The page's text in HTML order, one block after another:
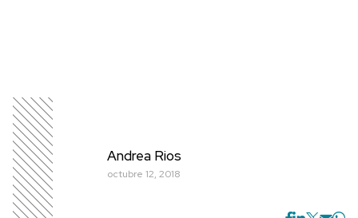
Andrea Rios
octubre 12, 2018